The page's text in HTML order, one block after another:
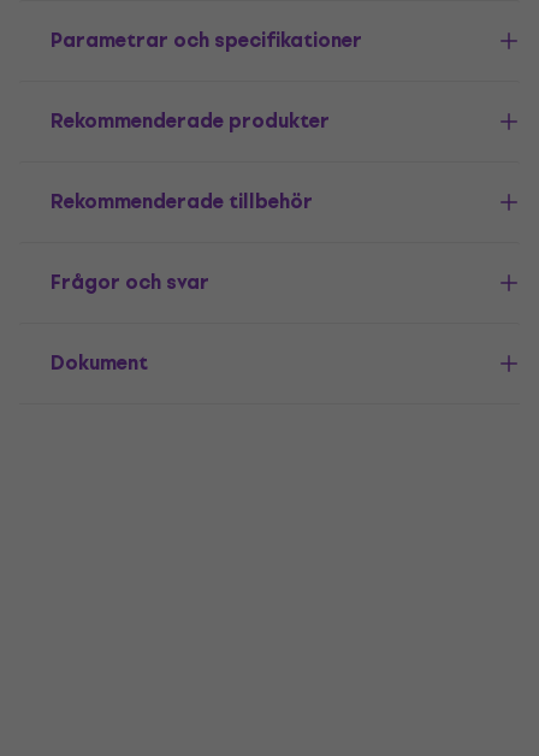
Parametrar och specifikationer
Rekommenderade produkter
Rekommenderade tillbehör
Frågor och svar
Dokument